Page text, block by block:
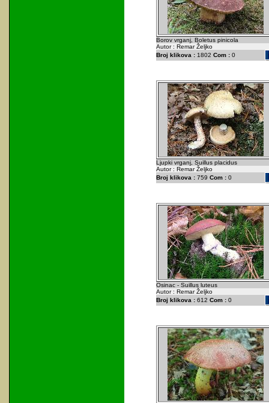
Borov vrganj, Boletus pinicola
Autor : Remar Željko
Broj klikova :1802 Com :0
Ljupki vrganj, Suillus placidus
Autor : Remar Željko
Broj klikova :759 Com :0
Osinac - Suillus luteus
Autor : Remar Željko
Broj klikova :612 Com :0